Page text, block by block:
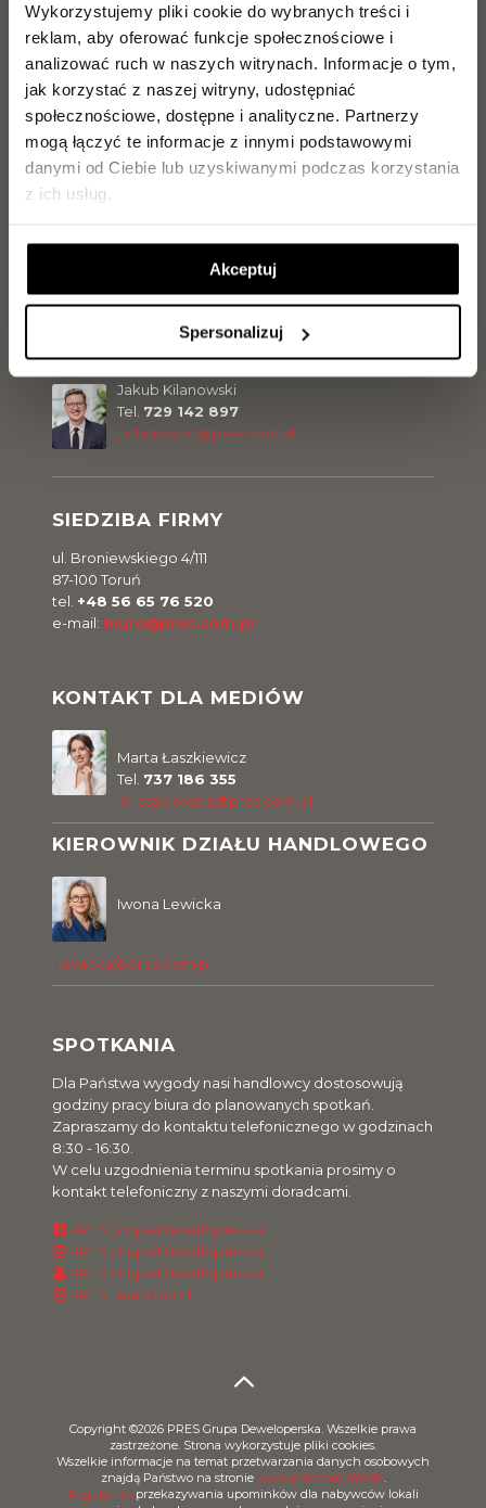
Wykorzystujemy pliki cookie do wybranych treści i
reklam, aby oferować funkcje społecznościowe i
analizować ruch w naszych witrynach. Informacje o tym,
jak korzystać z naszej witryny, udostępniać
społecznościowe, dostępne i analityczne. Partnerzy
mogą łączyć te informacje z innymi podstawowymi
danymi od Ciebie lub uzyskiwanymi podczas korzystania
z ich usług.
Akceptuj
Spersonalizuj
SIEDZIBA FIRMY
ul. Broniewskiego 4/111
87-100 Toruń
tel. +48 56 65 76 520
e-mail: biuro@pres.com.pl
KONTAKT DLA MEDIÓW
Marta Łaszkiewicz
Tel. 737 186 355
m.laszkiewicz@pres.com.pl
KIEROWNIK DZIAŁU HANDLOWEGO
Iwona Lewicka
i.lewicka@pres.com.pl
SPOTKANIA
Dla Państwa wygody nasi handlowcy dostosowują
godziny pracy biura do planowanych spotkań.
Zapraszamy do kontaktu telefonicznego w godzinach
8:30 - 16:30.
W celu uzgodnienia terminu spotkania prosimy o
kontakt telefoniczny z naszymi doradcami.
PRES Grupa Deweloperska
PRES Grupa Deweloperska
PRES Grupa Deweloperska
PRES Team Sport
Paweł Ritter
729 142 896
p.ritter@pres.com.pl
Magdalena Olszewska
Tel.504 099 770
Sławomir Malinowski
Tel.729 142 898
s.malinowski@pres.com.pl
Jakub Kilanowski
Tel. 729 142 897
j.kilanowski@pres.com.pl
Copyright ©2026 PRES Grupa Deweloperska. Wszelkie prawa
zastrzeżone. Strona wykorzystuje pliki cookies.
Wszelkie informacje na temat przetwarzania danych osobowych
znajdą Państwo na stronie www.pres.com.pl/rodo.
Regulamin przekazywania upominków dla nabywców lokali